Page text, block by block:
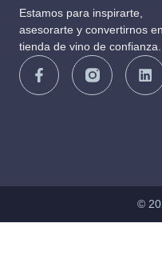
Estamos para inspirarte,
asesorarte y convertirnos
tienda de vino de confianza.
©